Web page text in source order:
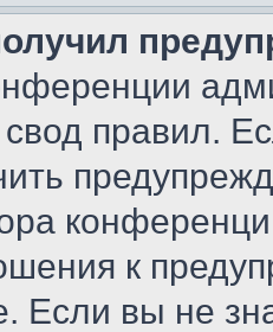
правил.
к
Если вы не